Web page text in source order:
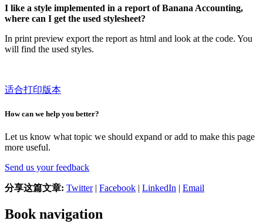
I like a style implemented in a report of Banana Accounting,
where can I get the used stylesheet?
In print preview export the report as html and look at the code. You
will find the used styles.
适合打印版本
How can we help you better?
Let us know what topic we should expand or add to make this page
more useful.
Send us your feedback
分享这篇文章: Twitter| Facebook | LinkedIn | Email
Book navigation